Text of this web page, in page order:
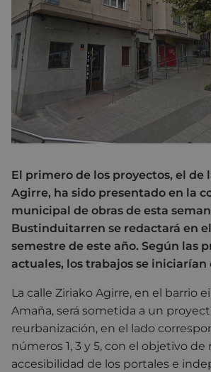
El primero de los proyectos, el de
Agirre, ha sido presentado en la
municipal de obras de esta
Bustinduitarren se redactará en
semestre de este año. Según las
actuales, los trabajos se iniciarían
La calle Ziriako Agirre, en el barrio
Amaña, será sometida a un
reurbanización, en el lado
números 1, 3 y 5, con el objetivo de
accesibilidad de los portales e